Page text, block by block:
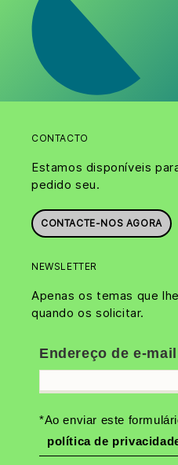
CONTACTO
Estamos disponíveis
pedido seu.
CONTACTE-NOS AGORA
NEWSLETTER
Apenas os temas que
quando os solicitar.
Endereço de e-mail
*Ao enviar este
política de